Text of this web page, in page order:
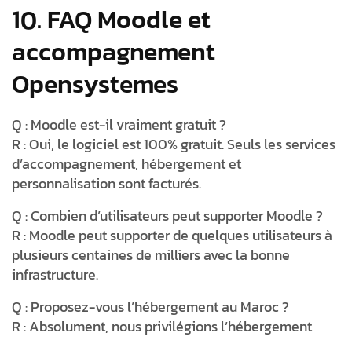
10. FAQ Moodle et
accompagnement
Opensystemes
Q : Moodle est-il vraiment gratuit ?
R : Oui, le logiciel est 100% gratuit. Seuls les services
d’accompagnement, hébergement et
personnalisation sont facturés.
Q : Combien d’utilisateurs peut supporter Moodle ?
R : Moodle peut supporter de quelques utilisateurs à
plusieurs centaines de milliers avec la bonne
infrastructure.
Q : Proposez-vous l’hébergement au Maroc ?
R : Absolument, nous privilégions l’hébergement